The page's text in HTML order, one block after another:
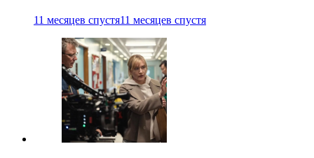
11 месяцев спустя11 месяцев спустя